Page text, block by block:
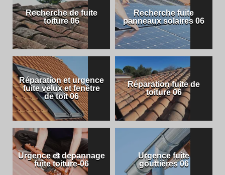
Recherche de fuite
toiture 06
Recherche fuite
panneaux solaires 06
Réparation et urgence
fuite velux et fenêtre
de toit 06
Réparation fuite de
toiture 06
Urgence et depannage
fuite toiture-06
Urgence fuite
gouttières 06